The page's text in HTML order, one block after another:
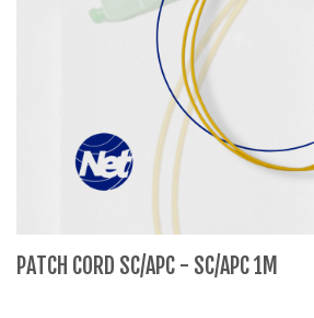
PATCH CORD SC/APC - SC/APC 1M